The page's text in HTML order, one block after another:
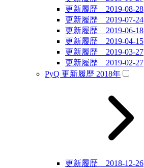
更新履歴 2019-08-28
更新履歴 2019-07-24
更新履歴 2019-06-18
更新履歴 2019-04-15
更新履歴 2019-03-27
更新履歴 2019-02-27
PyQ 更新履歴 2018年
更新履歴 2018-12-26